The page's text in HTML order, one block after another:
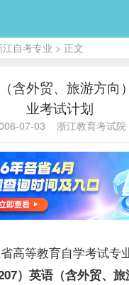
江自考专业 > 正文
含外贸、旅游方向
业考试计划
07-03 浙江教育考试院
高等教育自学考试专
）英语（含外贸、旅